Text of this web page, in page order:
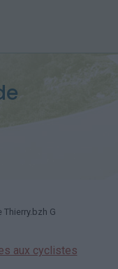
G
aux cyclistes